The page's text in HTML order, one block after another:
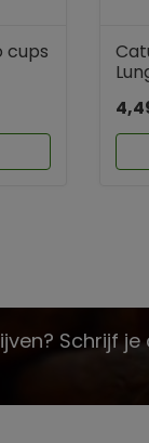
cups
Schrijf